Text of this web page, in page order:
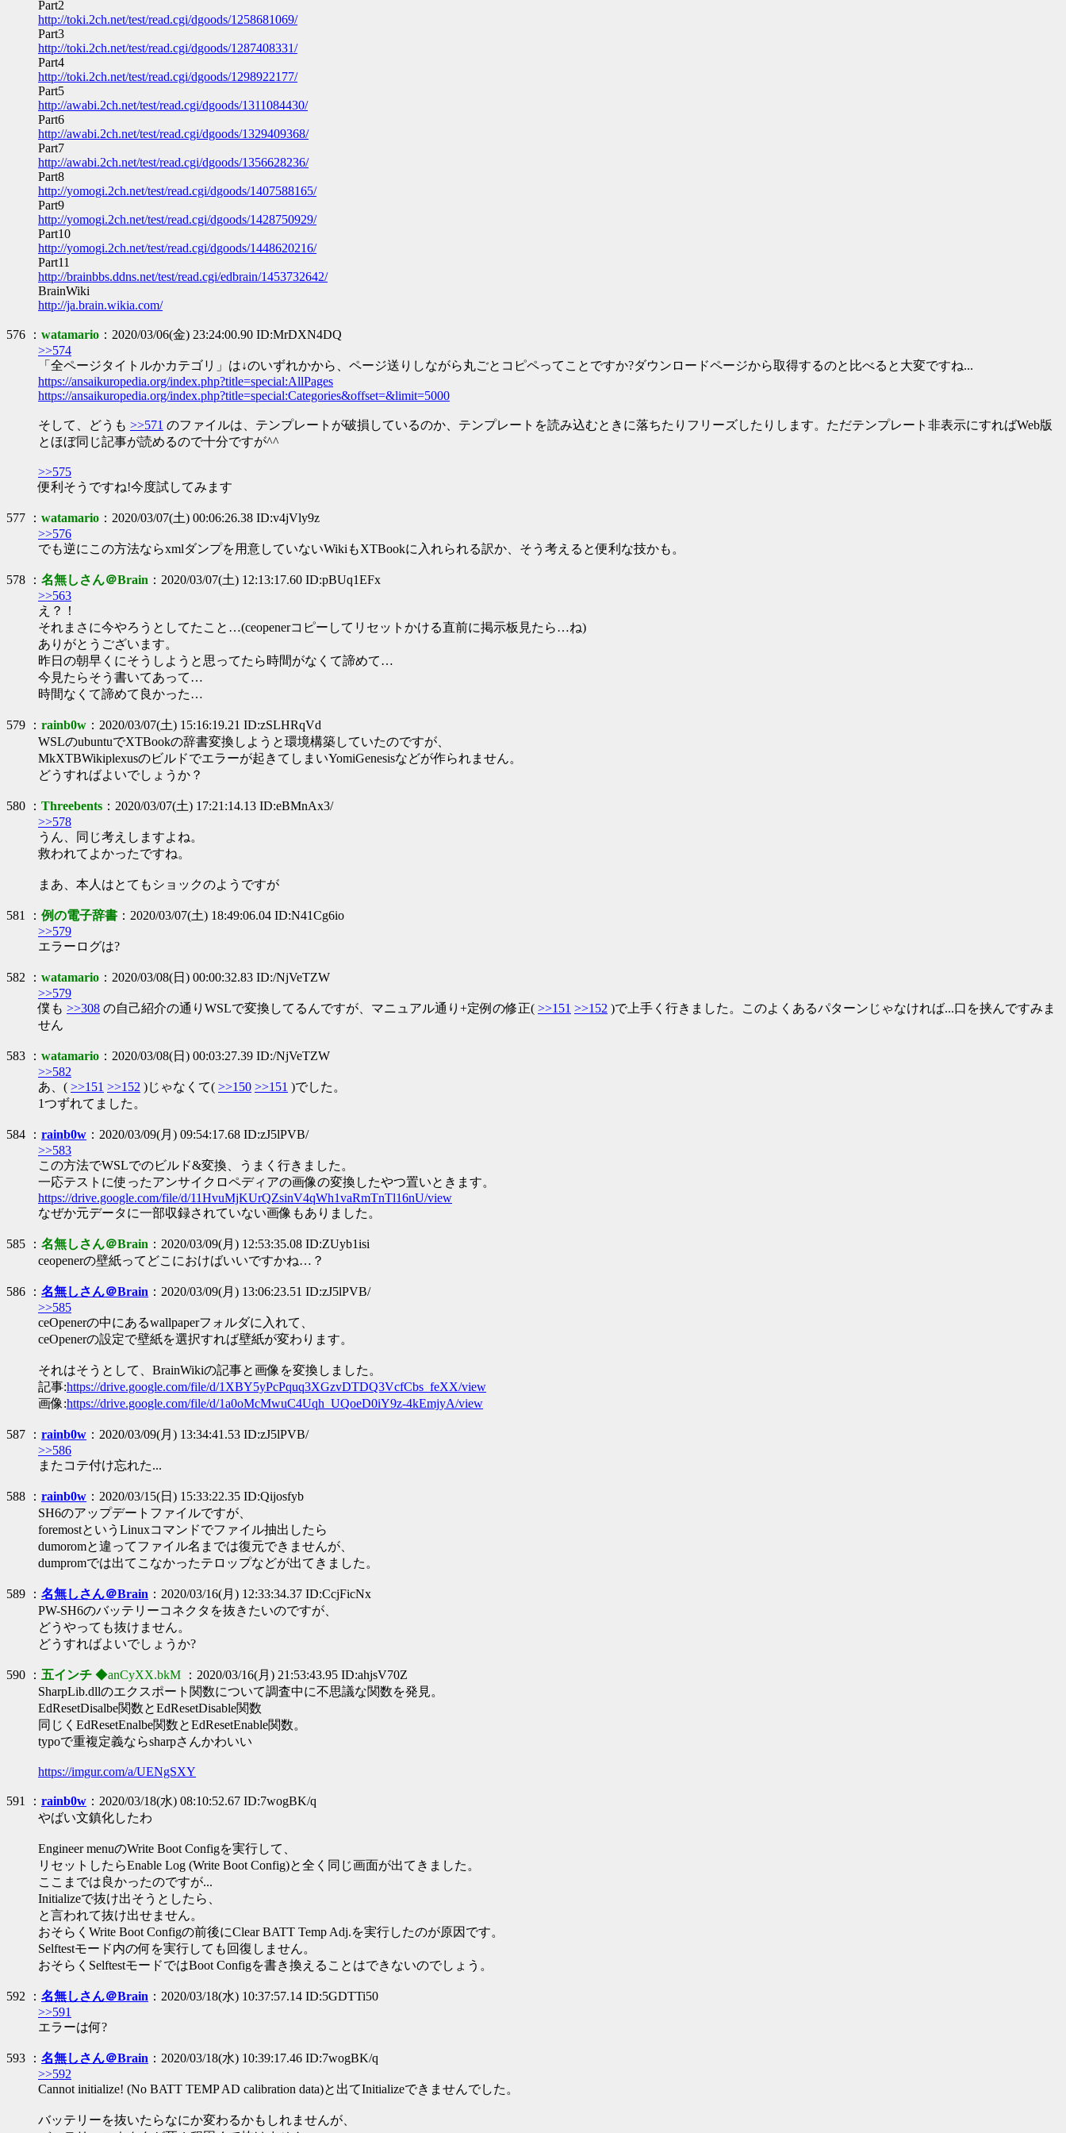
Part2
http://toki.2ch.net/test/read.cgi/dgoods/1258681069/
Part3
http://toki.2ch.net/test/read.cgi/dgoods/1287408331/
Part4
http://toki.2ch.net/test/read.cgi/dgoods/1298922177/
Part5
http://awabi.2ch.net/test/read.cgi/dgoods/1311084430/
Part6
http://awabi.2ch.net/test/read.cgi/dgoods/1329409368/
Part7
http://awabi.2ch.net/test/read.cgi/dgoods/1356628236/
Part8
http://yomogi.2ch.net/test/read.cgi/dgoods/1407588165/
Part9
http://yomogi.2ch.net/test/read.cgi/dgoods/1428750929/
Part10
http://yomogi.2ch.net/test/read.cgi/dgoods/1448620216/
Part11
http://brainbbs.ddns.net/test/read.cgi/edbrain/1453732642/
BrainWiki
http://ja.brain.wikia.com/
576 ： watamario ：2020/03/06(金) 23:24:00.90 ID:MrDXN4DQ
>>574
「全ページタイトルかカテゴリ」は↓のいずれかから、ページ送りしながら丸ごとコピペってことですか?ダウンロードページから取得するのと比べると大変ですね...
https://ansaikuropedia.org/index.php?title=special:AllPages
https://ansaikuropedia.org/index.php?title=special:Categories&offset=&limit=5000
そして、どうも >>571 のファイルは、テンプレートが破損しているのか、テンプレートを読み込むときに落ちたりフリーズしたりします。ただテンプレート非表示にすればWeb版
とほぼ同じ記事が読めるので十分ですが^^
>>575
便利そうですね!今度試してみます
577 ： watamario ：2020/03/07(土) 00:06:26.38 ID:v4jVly9z
>>576
でも逆にこの方法ならxmlダンプを用意していないWikiもXTBookに入れられる訳か、そう考えると便利な技かも。
578 ： 名無しさん＠Brain ：2020/03/07(土) 12:13:17.60 ID:pBUq1EFx
>>563
え？！
それまさに今やろうとしてたこと…(ceopenerコピーしてリセットかける直前に掲示板見たら…ね)
ありがとうございます。
昨日の朝早くにそうしようと思ってたら時間がなくて諦めて…
今見たらそう書いてあって…
時間なくて諦めて良かった…
579 ： rainb0w ：2020/03/07(土) 15:16:19.21 ID:zSLHRqVd
WSLのubuntuでXTBookの辞書変換しようと環境構築していたのですが、
MkXTBWikiplexusのビルドでエラーが起きてしまいYomiGenesisなどが作られません。
どうすればよいでしょうか？
580 ： Threebents ：2020/03/07(土) 17:21:14.13 ID:eBMnAx3/
>>578
うん、同じ考えしますよね。
救われてよかったですね。
まあ、本人はとてもショックのようですが
581 ： 例の電子辞書 ：2020/03/07(土) 18:49:06.04 ID:N41Cg6io
>>579
エラーログは?
582 ： watamario ：2020/03/08(日) 00:00:32.83 ID:/NjVeTZW
>>579
僕も >>308 の自己紹介の通りWSLで変換してるんですが、マニュアル通り+定例の修正( >>151 >>152 )で上手く行きました。このよくあるパターンじゃなければ...口を挟んですみま
せん
583 ： watamario ：2020/03/08(日) 00:03:27.39 ID:/NjVeTZW
>>582
あ、( >>151 >>152 )じゃなくて( >>150 >>151 )でした。
1つずれてました。
584 ： rainb0w ：2020/03/09(月) 09:54:17.68 ID:zJ5lPVB/
>>583
この方法でWSLでのビルド&変換、うまく行きました。
一応テストに使ったアンサイクロペディアの画像の変換したやつ置いときます。
https://drive.google.com/file/d/11HvuMjKUrQZsinV4qWh1vaRmTnTl16nU/view
なぜか元データに一部収録されていない画像もありました。
585 ： 名無しさん＠Brain ：2020/03/09(月) 12:53:35.08 ID:ZUyb1isi
ceopenerの壁紙ってどこにおけばいいですかね…？
586 ： 名無しさん＠Brain ：2020/03/09(月) 13:06:23.51 ID:zJ5lPVB/
>>585
ceOpenerの中にあるwallpaperフォルダに入れて、
ceOpenerの設定で壁紙を選択すれば壁紙が変わります。
それはそうとして、BrainWikiの記事と画像を変換しました。
記事:https://drive.google.com/file/d/1XBY5yPcPquq3XGzvDTDQ3VcfCbs_feXX/view
画像:https://drive.google.com/file/d/1a0oMcMwuC4Uqh_UQoeD0iY9z-4kEmjyA/view
587 ： rainb0w ：2020/03/09(月) 13:34:41.53 ID:zJ5lPVB/
>>586
またコテ付け忘れた...
588 ： rainb0w ：2020/03/15(日) 15:33:22.35 ID:Qijosfyb
SH6のアップデートファイルですが、
foremostというLinuxコマンドでファイル抽出したら
dumoromと違ってファイル名までは復元できませんが、
dumpromでは出てこなかったテロップなどが出てきました。
589 ： 名無しさん＠Brain ：2020/03/16(月) 12:33:34.37 ID:CcjFicNx
PW-SH6のバッテリーコネクタを抜きたいのですが、
どうやっても抜けません。
どうすればよいでしょうか?
590 ： 五インチ ◆anCyXX.bkM
：2020/03/16(月) 21:53:43.95 ID:ahjsV70Z
SharpLib.dllのエクスポート関数について調査中に不思議な関数を発見。
EdResetDisalbe関数とEdResetDisable関数
同じくEdResetEnalbe関数とEdResetEnable関数。
typoで重複定義ならsharpさんかわいい
https://imgur.com/a/UENgSXY
591 ： rainb0w ：2020/03/18(水) 08:10:52.67 ID:7wogBK/q
やばい文鎮化したわ
Engineer menuのWrite Boot Configを実行して、
リセットしたらEnable Log (Write Boot Config)と全く同じ画面が出てきました。
ここまでは良かったのですが...
Initializeで抜け出そうとしたら、
と言われて抜け出せません。
おそらくWrite Boot Configの前後にClear BATT Temp Adj.を実行したのが原因です。
Selftestモード内の何を実行しても回復しません。
おそらくSelftestモードではBoot Configを書き換えることはできないのでしょう。
592 ： 名無しさん＠Brain ：2020/03/18(水) 10:37:57.14 ID:5GDTTi50
>>591
エラーは何?
593 ： 名無しさん＠Brain ：2020/03/18(水) 10:39:17.46 ID:7wogBK/q
>>592
Cannot initialize! (No BATT TEMP AD calibration data)と出てInitializeできませんでした。
バッテリーを抜いたらなにか変わるかもしれませんが、